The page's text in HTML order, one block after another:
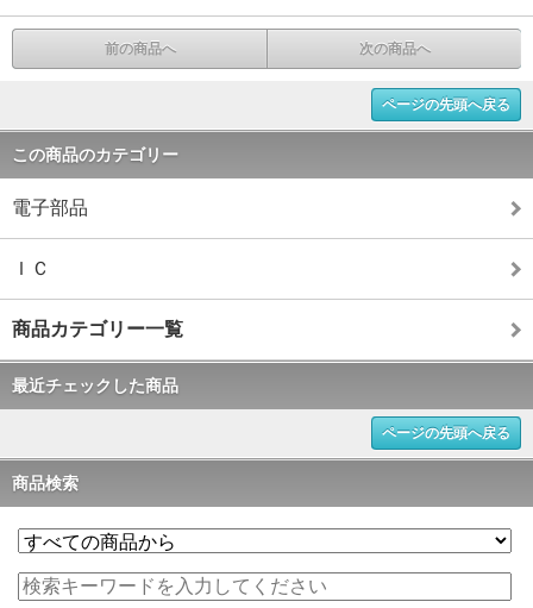
前の商品へ 次の商品へ
ページの先頭へ戻る
この商品のカテゴリー
電子部品
ＩＣ
商品カテゴリー一覧
最近チェックした商品
ページの先頭へ戻る
商品検索